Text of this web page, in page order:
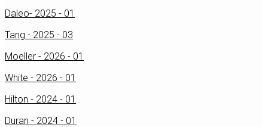
Daleo- 2025 - 01
Tang - 2025 - 03
Moeller - 2026 - 01
White - 2026 - 01
Hilton - 2024 - 01
Duran - 2024 - 01